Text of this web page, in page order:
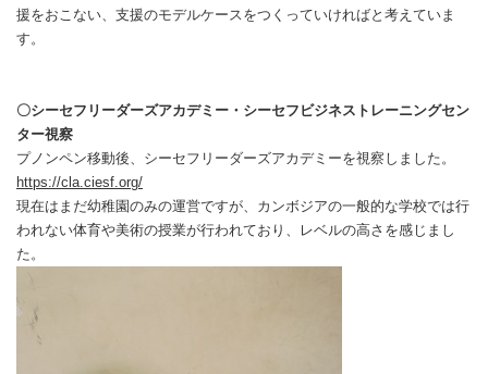
援をおこない、支援のモデルケースをつくっていければと考えていま
す。
〇シーセフリーダーズアカデミー・シーセフビジネストレーニングセン
ター視察
プノンペン移動後、シーセフリーダーズアカデミーを視察しました。
https://cla.ciesf.org/
現在はまだ幼稚園のみの運営ですが、カンボジアの一般的な学校では行
われない体育や美術の授業が行われており、レベルの高さを感じまし
た。